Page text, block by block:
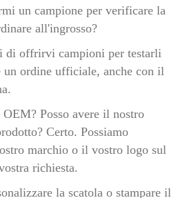
un campione per verificare la
all'ingrosso?
di offrirvi campioni per testarli
un ordine ufficiale, anche con il
Posso avere il nostro
Certo. Possiamo
marchio o il vostro logo sul
richiesta.
la scatola o stampare il